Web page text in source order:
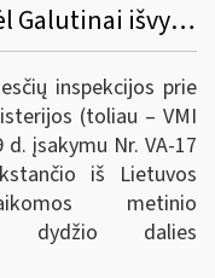
Informacinis pranešimas dėl Galutinai išvykstančio iš Lietuvos gyventojo pajamoms taikomos metinio neapmokestinamojo pajamų dydžio dalies apskaičiavimo aprašo patvirtinimo
inspekcijos prie
(toliau – VMI
įsakymu Nr. VA-17
iš Lietuvos
metinio
dydžio dalies